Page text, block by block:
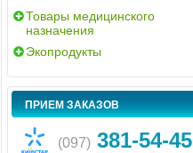
Товары медицинского
назначения
Экопродукты
ПРИЕМ ЗАКАЗОВ
(097)381-54-45